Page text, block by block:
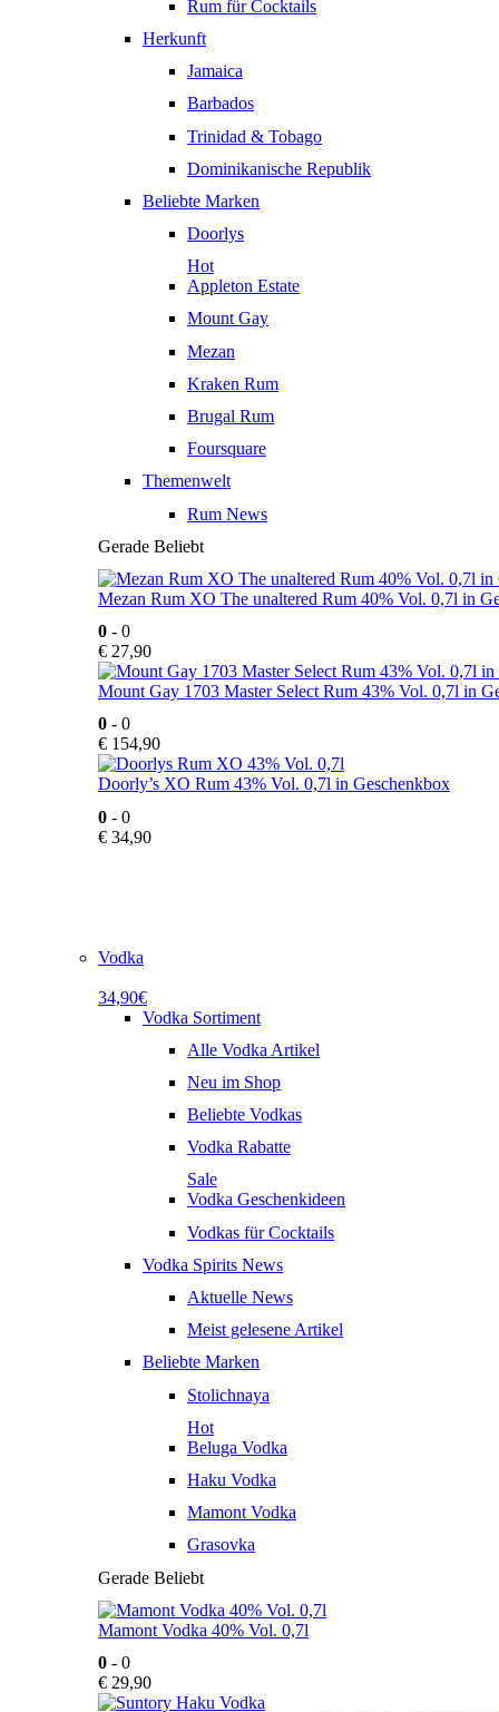
Rum für Cocktails
Herkunft
Jamaica
Barbados
Trinidad & Tobago
Dominikanische Republik
Beliebte Marken
Doorlys
Hot
Appleton Estate
Mount Gay
Mezan
Kraken Rum
Brugal Rum
Foursquare
Themenwelt
Rum News
Gerade Beliebt
Mezan Rum XO The unaltered Rum 40% Vol. 0,7l in
0 - 0
€ 27,90
Mount Gay 1703 Master Select Rum 43% Vol. 0,7l in
0 - 0
€ 154,90
Doorly’s XO Rum 43% Vol. 0,7l in Geschenkbox
0 - 0
€ 34,90
Vodka
34,90€
Vodka Sortiment
Alle Vodka Artikel
Neu im Shop
Beliebte Vodkas
Vodka Rabatte
Sale
Vodka Geschenkideen
Vodkas für Cocktails
Vodka Spirits News
Aktuelle News
Meist gelesene Artikel
Beliebte Marken
Stolichnaya
Hot
Beluga Vodka
Haku Vodka
Mamont Vodka
Grasovka
Gerade Beliebt
Mamont Vodka 40% Vol. 0,7l
0 - 0
€ 29,90